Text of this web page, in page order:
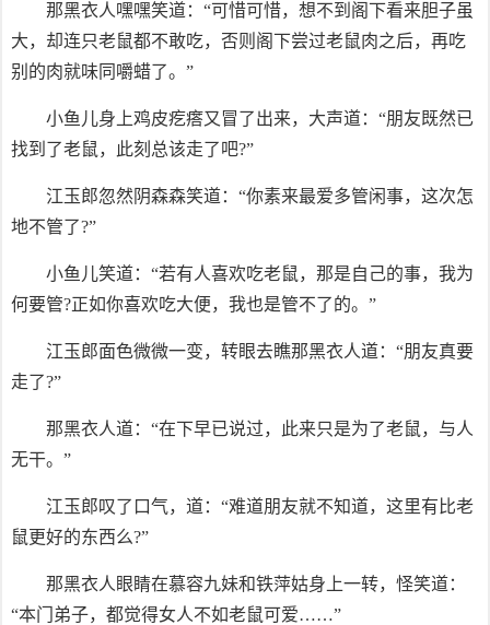
那黑衣人嘿嘿笑道：“可惜可惜，想不到阁下看来胆子虽
大，却连只老鼠都不敢吃，否则阁下尝过老鼠肉之后，再吃
别的肉就味同嚼蜡了。”
小鱼儿身上鸡皮疙瘩又冒了出来，大声道：“朋友既然已
找到了老鼠，此刻总该走了吧?”
江玉郎忽然阴森森笑道：“你素来最爱多管闲事，这次怎
地不管了?”
小鱼儿笑道：“若有人喜欢吃老鼠，那是自己的事，我为
何要管?正如你喜欢吃大便，我也是管不了的。”
江玉郎面色微微一变，转眼去瞧那黑衣人道：“朋友真要
走了?”
那黑衣人道：“在下早已说过，此来只是为了老鼠，与人
无干。”
江玉郎叹了口气，道：“难道朋友就不知道，这里有比老
鼠更好的东西么?”
那黑衣人眼睛在慕容九妹和铁萍姑身上一转，怪笑道：
“本门弟子，都觉得女人不如老鼠可爱……”